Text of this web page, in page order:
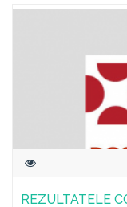
REZULTATELE